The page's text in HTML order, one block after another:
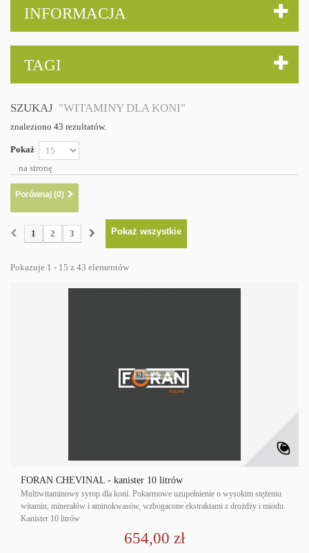
INFORMACJA
TAGI
SZUKAJ "WITAMINY DLA KONI"
znaleziono 43 rezultatów.
Pokaż
na stronę
Porównaj (0)
Pokaż wszystkie
1 2 3
Pokazuje 1 - 15 z 43 elementów
FORAN CHEVINAL - kanister 10 litrów
Multiwitaminowy syrop dla koni. Pokarmowe uzupełnienie o wysokim stężeniu
witamin, minerałów i aminokwasów, wzbogacone ekstraktami z drożdży i miodu.
Kanister 10 litrów
654,00 zł